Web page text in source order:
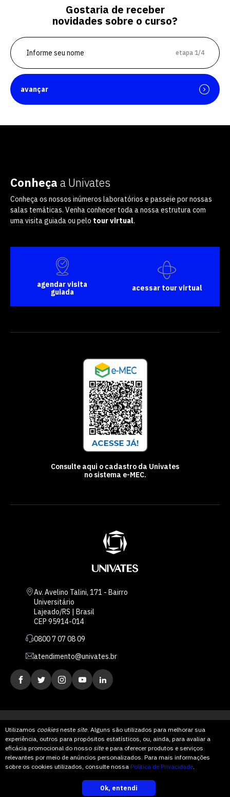
Utilizamos cookiesneste site. Alguns são utilizados para melhorar sua
experiência, outros para propósitos estatísticos, ou, ainda, para avaliar a
eficácia promocional do nosso site e para oferecer produtos e serviços
relevantes por meio de anúncios personalizados. Para mais informações
sobre os cookies utilizados, consulte nossa Política de Privacidade.
Ok, entendi
Gostaria de receber
novidades sobre o curso?
etapa 1/4
avançar
Arquitetura
Conheça a Univates
Conheça os nossos inúmeros laboratórios e passeie por nossas
salas temáticas. Venha conhecer toda a nossa estrutura com
uma visita guiada ou pelo tour virtual.
agendar visita
guiada
acessar tour virtual
Consulte aqui o cadastro da Univates
no sistema e-MEC.
Av. Avelino Talini, 171 - Bairro
Universitário
Lajeado/RS | Brasil
CEP 95914-014
0800 7 07 08 09
atendimento@univates.br
AFILIADA:
Instituição de Ensino Superior Comunitária